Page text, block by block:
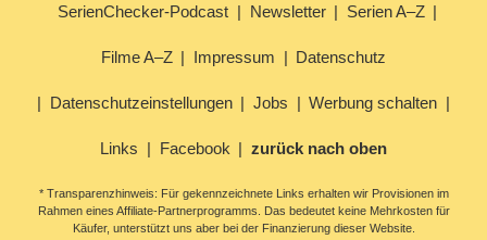
SerienChecker-Podcast Newsletter Serien A–Z
Filme A–Z Impressum Datenschutz
Datenschutzeinstellungen Jobs Werbung schalten
Links Facebook zurück nach oben
* Transparenzhinweis: Für gekennzeichnete Links erhalten wir Provisionen im
Rahmen eines Affiliate-Partnerprogramms. Das bedeutet keine Mehrkosten für
Käufer, unterstützt uns aber bei der Finanzierung dieser Website.